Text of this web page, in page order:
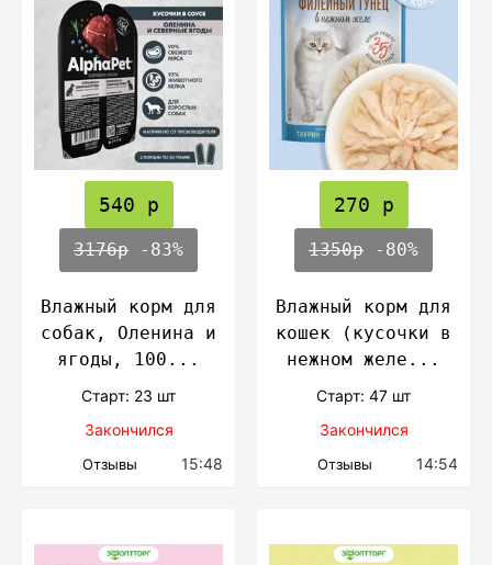
540 р
3176р -83%
Влажный корм для
собак, Оленина и
ягоды, 100...
Cтарт: 23 шт
Закончился
Отзывы 15:48
270 р
1350р -80%
Влажный корм для
кошек (кусочки в
нежном желе...
Cтарт: 47 шт
Закончился
Отзывы 14:54